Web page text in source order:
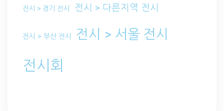
전시 > 경기 전시 전시 > 다른지역 전시
전시 > 부산 전시 전시 > 서울 전시
전시회